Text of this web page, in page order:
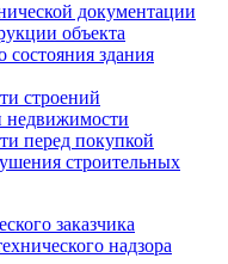
документации
объекта
состояния здания
строений
недвижимости
перед покупкой
строительных
заказчика
надзора